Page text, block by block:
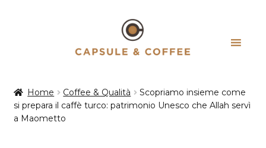
Home Coffee & Qualità
Scopriamo insieme come
si prepara il caffè turco: patrimonio Unesco che Allah servì
a Maometto